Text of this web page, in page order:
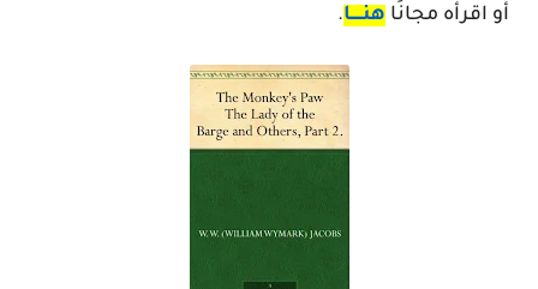
أو اقرأه مجانًا هنـــــا.